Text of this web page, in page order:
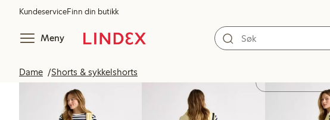
KundeserviceFinn din butikk
Meny
Dame Shorts & sykkelshorts